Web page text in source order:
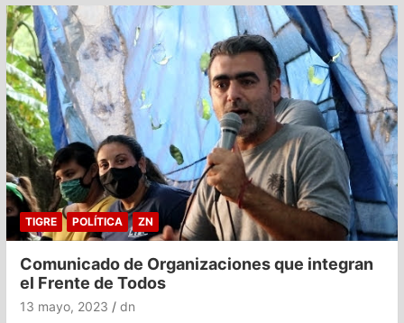
TIGRE POLÍTICA ZN
Comunicado de Organizaciones que integran
el Frente de Todos
13 mayo, 2023 dn